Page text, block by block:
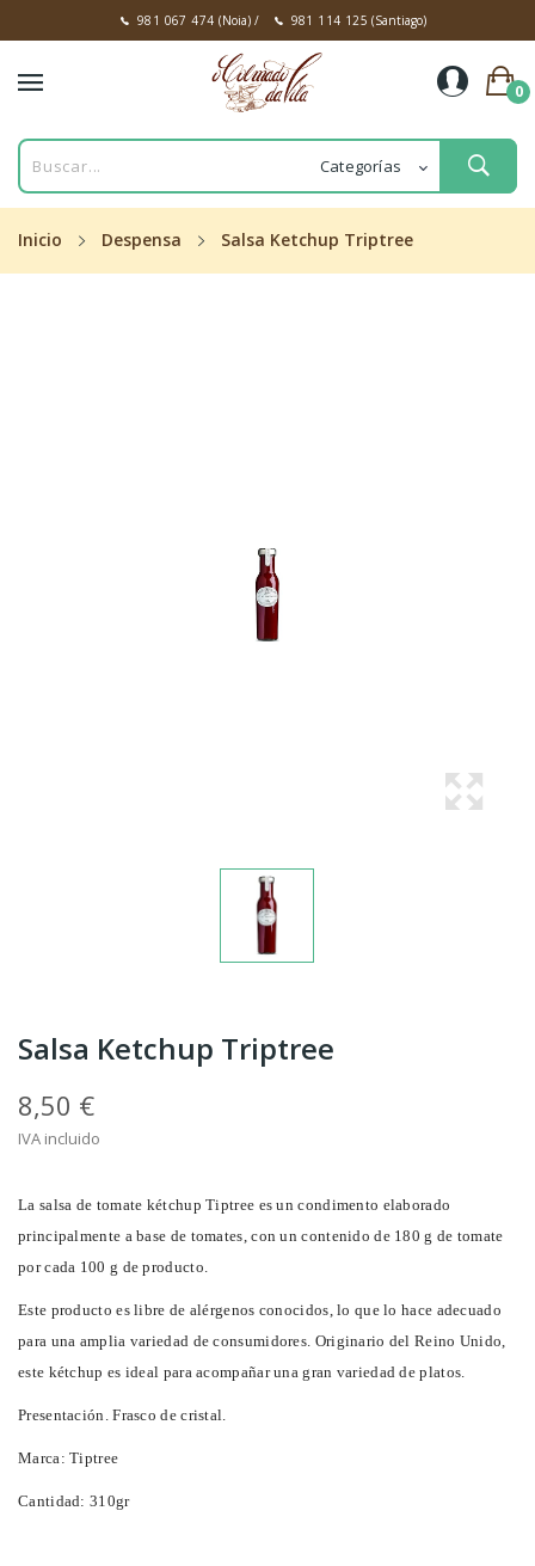
981 067 474 (Noia)/ 981 114 125 (Santiago)
0
Inicio Despensa Salsa Ketchup Triptree
Salsa Ketchup Triptree
8,50 €
IVA incluido
La salsa de tomate kétchup Tiptree es un condimento elaborado
principalmente a base de tomates, con un contenido de 180 g de tomate
por cada 100 g de producto.
Este producto es libre de alérgenos conocidos, lo que lo hace adecuado
para una amplia variedad de consumidores. Originario del Reino Unido,
este kétchup es ideal para acompañar una gran variedad de platos.
Presentación. Frasco de cristal.
Marca: Tiptree
Cantidad: 310gr